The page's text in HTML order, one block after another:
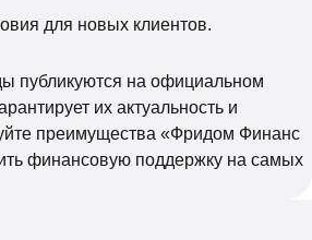
для новых клиентов.
публикуются на официальном
их актуальность и
преимущества «Фридом Финанс
финансовую поддержку на самых